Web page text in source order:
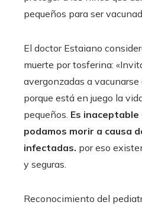
pequeños para ser
El doctor Estaiano
muerte por tosferina:
avergonzadas a
porque está en juego la
pequeños. Es inaceptable
podamos morir a causa
infectadas. por eso
y seguras.
Reconocimiento del